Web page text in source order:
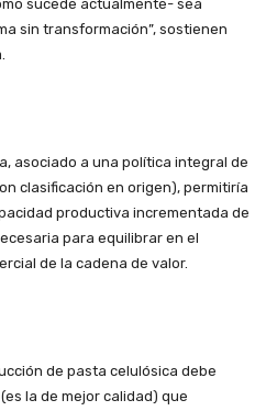
sucede actualmente- sea
sin transformación”, sostienen
asociado a una política integral de
clasificación en origen), permitiría
productiva incrementada de
para equilibrar en el
de la cadena de valor.
de pasta celulósica debe
la de mejor calidad) que